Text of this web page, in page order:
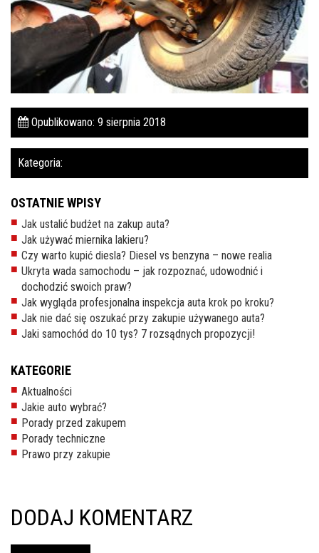
Pomoc w znalezieniu auta w Polsce
Wyszukiwanie samochodu w ogłoszeniach
Kim jesteśmy
Referencje
Blog
Cennik
Zamów inspekcję
505
483
969
kontakt@auto-
inspekcje.pl
26-
Radom,
Woj.
Mazowieckie
Opublikowano: 9 sierpnia 2018
Kategoria:
OSTATNIE WPISY
Jak ustalić budżet na zakup auta?
Jak używać miernika lakieru?
Czy warto kupić diesla? Diesel vs benzyna – nowe realia
Ukryta wada samochodu – jak rozpoznać, udowodnić i
dochodzić swoich praw?
Jak wygląda profesjonalna inspekcja auta krok po kroku?
Jak nie dać się oszukać przy zakupie używanego auta?
Jaki samochód do 10 tys? 7 rozsądnych propozycji!
KATEGORIE
Aktualności
Jakie auto wybrać?
Porady przed zakupem
Porady techniczne
Prawo przy zakupie
DODAJ KOMENTARZ